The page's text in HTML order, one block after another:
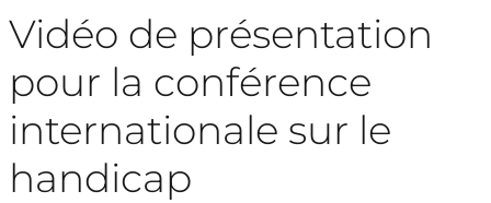
Vidéo de présentation
pour la conférence
internationale sur le
handicap